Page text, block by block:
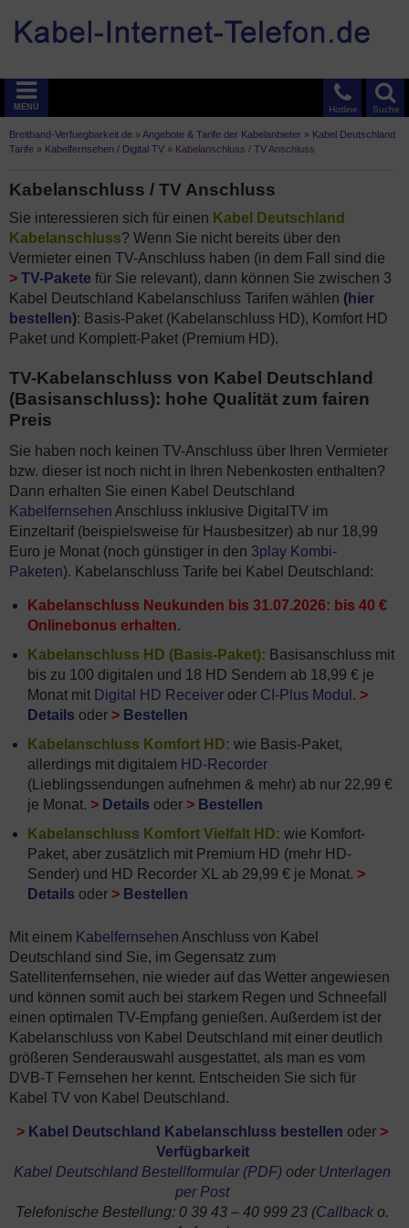
Suche
Hotline
MENÜ
Breitband-Verfuegbarkeit.de »Angebote & Tarife der Kabelanbieter » Kabel Deutschland
Tarife » Kabelfernsehen / Digital TV » Kabelanschluss / TV Anschluss
Kabelanschluss / TV Anschluss
Sie interessieren sich für einen Kabel Deutschland
Kabelanschluss? Wenn Sie nicht bereits über den
Vermieter einen TV-Anschluss haben (in dem Fall sind die
> TV-Pakete für Sie relevant), dann können Sie zwischen 3
Kabel Deutschland Kabelanschluss Tarifen wählen (hier
bestellen): Basis-Paket (Kabelanschluss HD), Komfort HD
Paket und Komplett-Paket (Premium HD).
TV-Kabelanschluss von Kabel Deutschland
(Basisanschluss): hohe Qualität zum fairen
Preis
Sie haben noch keinen TV-Anschluss über Ihren Vermieter
bzw. dieser ist noch nicht in Ihren Nebenkosten enthalten?
Dann erhalten Sie einen Kabel Deutschland
Kabelfernsehen Anschluss inklusive DigitalTV im
Einzeltarif (beispielsweise für Hausbesitzer) ab nur 18,99
Euro je Monat (noch günstiger in den 3play Kombi-
Paketen). Kabelanschluss Tarife bei Kabel Deutschland:
Kabelanschluss Neukunden bis 31.07.2026: bis 40 €
Onlinebonus erhalten.
Kabelanschluss HD (Basis-Paket): Basisanschluss mit
bis zu 100 digitalen und 18 HD Sendern ab 18,99 € je
Monat mit Digital HD Receiver oder CI-Plus Modul . >
Details oder > Bestellen
Kabelanschluss Komfort HD: wie Basis-Paket,
allerdings mit digitalem HD-Recorder
(Lieblingssendungen aufnehmen & mehr) ab nur 22,99 €
je Monat. > Details oder > Bestellen
Kabelanschluss Komfort Vielfalt HD: wie Komfort-
Paket, aber zusätzlich mit Premium HD (mehr HD-
Sender) und HD Recorder XL ab 29,99 € je Monat. >
Details oder > Bestellen
Mit einem Kabelfernsehen Anschluss von Kabel
Deutschland sind Sie, im Gegensatz zum
Satellitenfernsehen, nie wieder auf das Wetter angewiesen
und können somit auch bei starkem Regen und Schneefall
einen optimalen TV-Empfang genießen. Außerdem ist der
Kabelanschluss von Kabel Deutschland mit einer deutlich
größeren Senderauswahl ausgestattet, als man es vom
DVB-T Fernsehen her kennt. Entscheiden Sie sich für
Kabel TV von Kabel Deutschland.
> Kabel Deutschland Kabelanschluss bestellen oder >
Verfügbarkeit
Kabel Deutschland Bestellformular (PDF) oder Unterlagen
per Post
Telefonische Bestellung: 0 39 43 – 40 999 23 (Callback o.